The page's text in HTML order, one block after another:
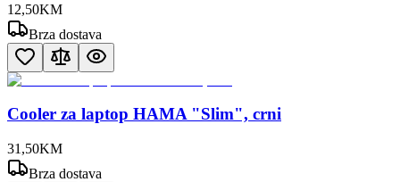
12,50KM
Brza dostava
Cooler za laptop HAMA "Slim", crni
31 ,50KM
Brza dostava